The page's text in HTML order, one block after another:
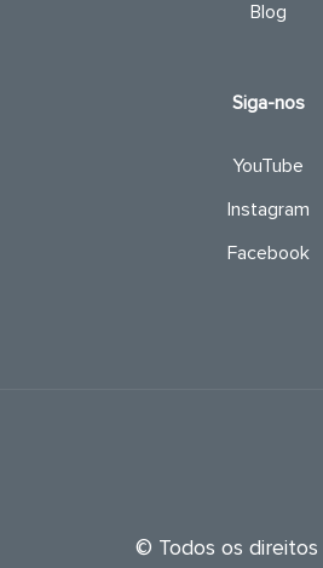
Blog
Siga-nos
YouTube
Instagram
Facebook
© Todos os direitos